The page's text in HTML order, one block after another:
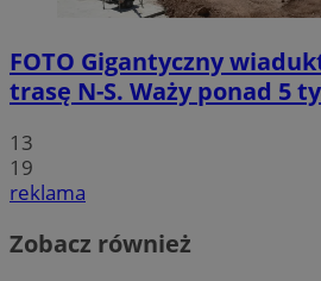
FOTO Gigantyczny
trasę N-S. Waży ponad 5
13
19
reklama
Zobacz również